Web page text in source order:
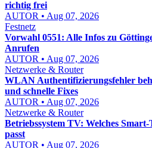
richtig frei
AUTOR • Aug 07, 2026
Festnetz
Vorwahl 0551: Alle Infos zu
Anrufen
AUTOR • Aug 07, 2026
Netzwerke & Router
WLAN Authentifizierungsfehler
und schnelle Fixes
AUTOR • Aug 07, 2026
Netzwerke & Router
Betriebssystem TV: Welches
passt
AUTOR • Aug 07, 2026